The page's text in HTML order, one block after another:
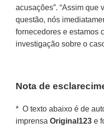
acusações”. “Assim que
questão, nós
fornecedores e estamos
investigação sobre o
Nota de
* O texto abaixo é de
imprensaOriginal123 e